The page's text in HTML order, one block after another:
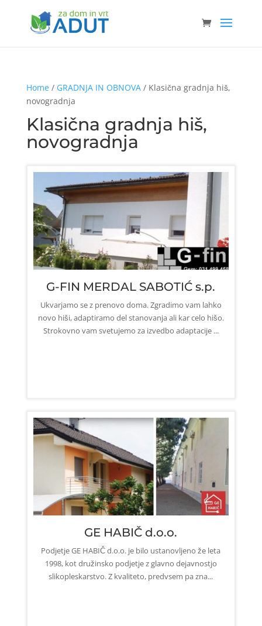
Home/ GRADNJA IN OBNOVA/ Klasična gradnja hiš,
novogradnja
Klasična gradnja hiš,
novogradnja
G-FIN MERDAL SABOTIĆ s.p.
Ukvarjamo se z prenovo doma. Zgradimo vam lahko
novo hiši, adaptiramo del stanovanja ali kar celo hišo.
Strokovno vam svetujemo za izvedbo adaptacije ...
GE HABIČ d.o.o.
Podjetje GE HABIČ d.o.o. je bilo ustanovljeno že leta
1998, kot družinsko podjetje z glavno dejavnostjo
slikopleskarstvo. Z kvaliteto, predvsem pa zna...